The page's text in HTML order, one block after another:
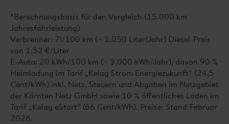
*Berechnungsbasis für den Vergleich (15.000 km
Jahresfahrleistung)
Verbrenner: 7l/100 km (~ 1.050 Liter/Jahr) Diesel-Preis
von 1,52 €/Liter
E-Auto: 20 kWh/100 km (~ 3.000 kWh/Jahr), davon 90 %
Heimladung im Tarif „Kelag Strom Energiezukunft“ (24,5
Cent/kWh) inkl. Netz, Steuern und Abgaben im Netzgebiet
der Kärnten Netz GmbH sowie 10 % öffentliches Laden im
Tarif „Kelag eStart“ (66 Cent/kWh). Preise: Stand Februar
2026.